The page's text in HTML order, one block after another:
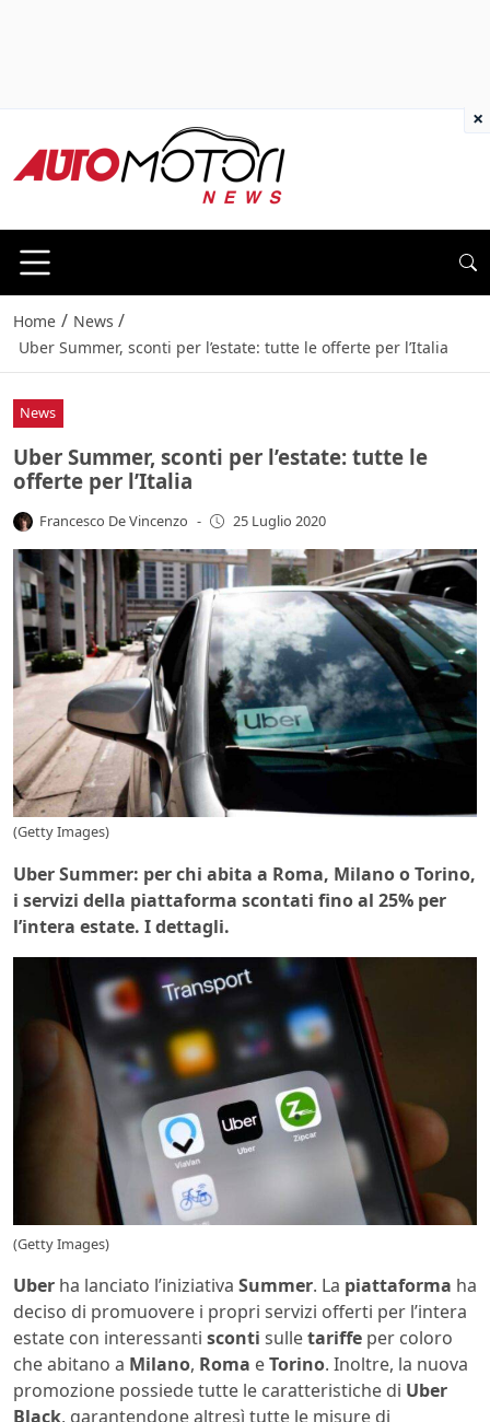
Home / News /
Uber Summer, sconti per l’estate: tutte le offerte per l’Italia
News
Uber Summer, sconti per l’estate: tutte le
offerte per l’Italia
Francesco De Vincenzo - 25 Luglio 2020
(Getty Images)
Uber Summer: per chi abita a Roma, Milano o Torino,
i servizi della piattaforma scontati fino al 25% per
l’intera estate. I dettagli.
(Getty Images)
Uber ha lanciato l’iniziativa Summer. La piattaforma ha
deciso di promuovere i propri servizi offerti per l’intera
estate con interessanti sconti sulletariffe per coloro
che abitano a Milano, Roma eTorino. Inoltre, la nuova
promozione possiede tutte le caratteristiche di Uber
Black, garantendone altresì tutte le misure di
×